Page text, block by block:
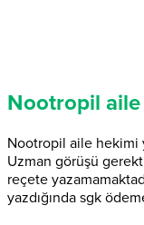
Nootropil
Nootropil aile hekimi
Uzman görüşü
reçete
yazdığında sgk